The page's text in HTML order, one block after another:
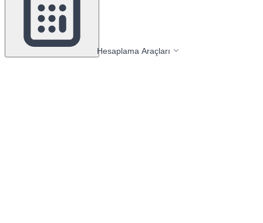
Hesaplama Araçları